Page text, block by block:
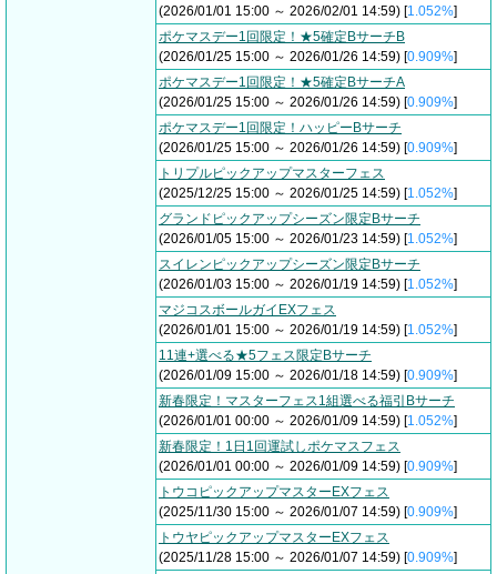
(2026/01/01 15:00 ～ 2026/02/01 14:59) [1.052%]
ポケマスデー1回限定！★5確定BサーチB
(2026/01/25 15:00 ～ 2026/01/26 14:59) [0.909%]
ポケマスデー1回限定！★5確定BサーチA
(2026/01/25 15:00 ～ 2026/01/26 14:59) [0.909%]
ポケマスデー1回限定！ハッピーBサーチ
(2026/01/25 15:00 ～ 2026/01/26 14:59) [0.909%]
トリプルピックアップマスターフェス
(2025/12/25 15:00 ～ 2026/01/25 14:59) [1.052%]
グランドピックアップシーズン限定Bサーチ
(2026/01/05 15:00 ～ 2026/01/23 14:59) [1.052%]
スイレンピックアップシーズン限定Bサーチ
(2026/01/03 15:00 ～ 2026/01/19 14:59) [1.052%]
マジコスボールガイEXフェス
(2026/01/01 15:00 ～ 2026/01/19 14:59) [1.052%]
11連+選べる★5フェス限定Bサーチ
(2026/01/09 15:00 ～ 2026/01/18 14:59) [0.909%]
新春限定！マスターフェス1組選べる福引Bサーチ
(2026/01/01 00:00 ～ 2026/01/09 14:59) [1.052%]
新春限定！1日1回運試しポケマスフェス
(2026/01/01 00:00 ～ 2026/01/09 14:59) [0.909%]
トウコピックアップマスターEXフェス
(2025/11/30 15:00 ～ 2026/01/07 14:59) [0.909%]
トウヤピックアップマスターEXフェス
(2025/11/28 15:00 ～ 2026/01/07 14:59) [0.909%]